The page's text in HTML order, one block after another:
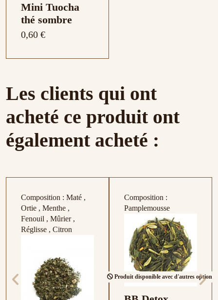
Mini Tuocha
thé sombre
0,60 €
Les clients qui ont
acheté ce produit ont
également acheté :
Composition : Maté ,
Ortie , Menthe ,
Fenouil , Mûrier ,
Réglisse , Citron
Composition :
Pamplemousse
Produit disponible avec d'autres options